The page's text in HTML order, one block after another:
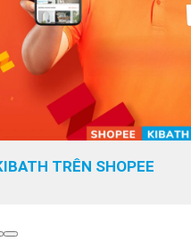
TRÊN SHOPEE